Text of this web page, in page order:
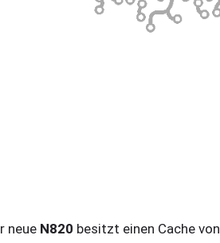
neue N820 besitzt einen Cache von